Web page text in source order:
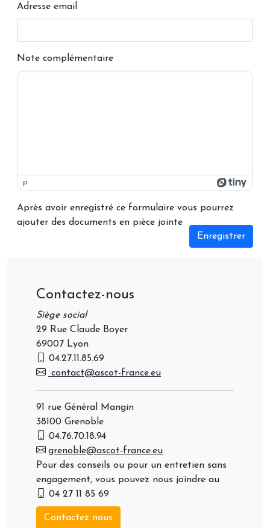
Adresse email
Note complémentaire
p
Après avoir enregistré ce formulaire vous pourrez
ajouter des documents en pièce jointe
Enregistrer
Contactez-nous
Siège social
29 Rue Claude Boyer
69007 Lyon
04.27.11.85.69
contact@ascot-france.eu
91 rue Général Mangin
38100 Grenoble
04.76.70.18.94
grenoble@ascot-france.eu
Pour des conseils ou pour un entretien sans
engagement, vous pouvez nous joindre au
04 27 11 85 69
Contactez nous